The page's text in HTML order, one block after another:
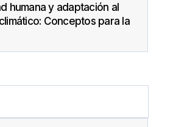
humana y adaptación al
Conceptos para la